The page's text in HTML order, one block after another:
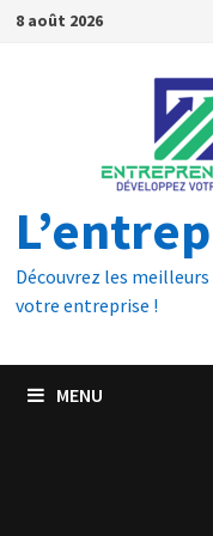
8 août 2026
Découvrez les
votre entreprise !
MENU